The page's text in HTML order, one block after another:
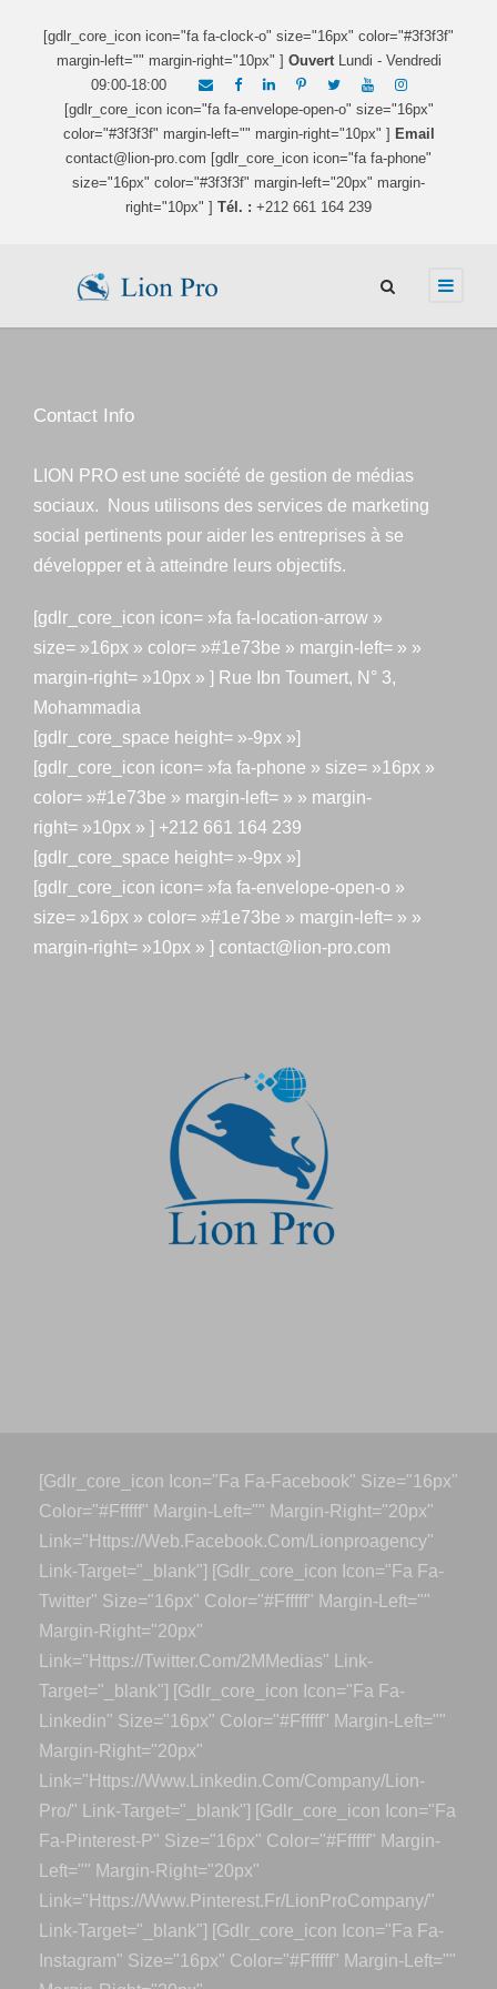
[gdlr_core_icon icon="fa fa-clock-o" size="16px" color="#3f3f3f"
margin-left="" margin-right="10px" ] OuvertLundi - Vendredi
09:00-18:00
[gdlr_core_icon icon="fa fa-envelope-open-o" size="16px"
color="#3f3f3f" margin-left="" margin-right="10px" ] Email
contact@lion-pro.com [gdlr_core_icon icon="fa fa-phone"
size="16px" color="#3f3f3f" margin-left="20px" margin-
right="10px" ] Tél. : +212 661 164 239
Contact Info
LION PRO est une société de gestion de médias
sociaux. Nous utilisons des services de marketing
social pertinents pour aider les entreprises à se
développer et à atteindre leurs objectifs.
[gdlr_core_icon icon= »fa fa-location-arrow »
size= »16px » color= »#1e73be » margin-left= » »
margin-right= »10px » ] Rue Ibn Toumert, N° 3,
Mohammadia
[gdlr_core_space height= »-9px »]
[gdlr_core_icon icon= »fa fa-phone » size= »16px »
color= »#1e73be » margin-left= » » margin-
right= »10px » ] +212 661 164 239
[gdlr_core_space height= »-9px »]
[gdlr_core_icon icon= »fa fa-envelope-open-o »
size= »16px » color= »#1e73be » margin-left= » »
margin-right= »10px » ] contact@lion-pro.com
[gdlr_core_icon Icon="fa Fa-Facebook" Size="16px"
Color="#ffffff" Margin-Left="" Margin-Right="20px"
Link="https://web.facebook.com/lionproagency"
Link-Target="_blank"] [gdlr_core_icon Icon="fa Fa-
Twitter" Size="16px" Color="#ffffff" Margin-Left=""
Margin-Right="20px"
Link="https://twitter.com/2MMedias" Link-
Target="_blank"] [gdlr_core_icon Icon="fa Fa-
Linkedin" Size="16px" Color="#ffffff" Margin-Left=""
Margin-Right="20px"
Link="https://www.linkedin.com/company/lion-
Pro/" Link-Target="_blank"] [gdlr_core_icon Icon="fa
Fa-Pinterest-P" Size="16px" Color="#ffffff" Margin-
Left="" Margin-Right="20px"
Link="https://www.pinterest.fr/LionProCompany/"
Link-Target="_blank"] [gdlr_core_icon Icon="fa Fa-
Instagram" Size="16px" Color="#ffffff" Margin-Left=""